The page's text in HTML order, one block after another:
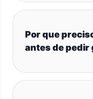
Por que
antes de pedir